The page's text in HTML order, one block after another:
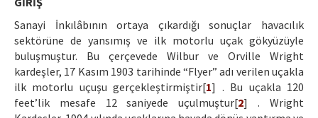
Contact Us
Sanayi İnkılâbının ortaya çıkardığı sonuçlar havacılık
sektörüne de yansımış ve ilk motorlu uçak gökyüzüyle
buluşmuştur. Bu çerçevede Wilbur ve Orville Wright
kardeşler, 17 Kasım 1903 tarihinde “Flyer” adı verilen uçakla
ilk motorlu uçuşu gerçekleştirmiştir[1] . Bu uçakla 120
feet’lik mesafe 12 saniyede uçulmuştur[2] . Wright